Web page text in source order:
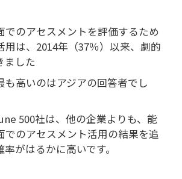
でのアセスメントを評価するため
用は、2014年（37％）以来、劇的
ました
も高いのはアジアの回答者でし
500社は、他の企業よりも、能
でのアセスメント活用の結果を追
率がはるかに高いです。